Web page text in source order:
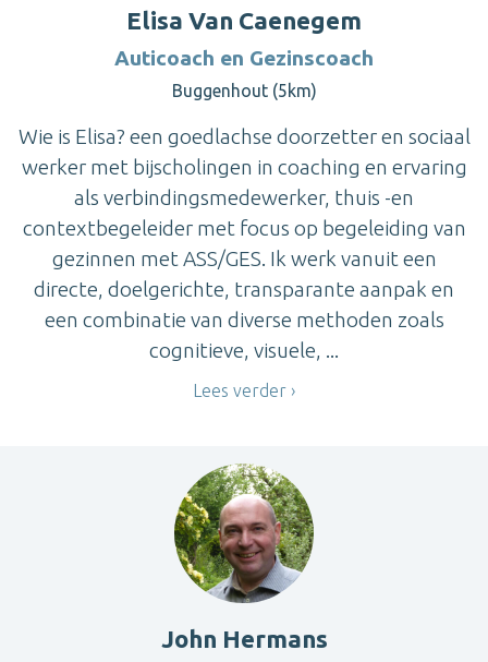
Elisa Van Caenegem
Auticoach en Gezinscoach
Buggenhout (5km)
Wie is Elisa? een goedlachse doorzetter en sociaal
werker met bijscholingen in coaching en ervaring
als verbindingsmedewerker, thuis -en
contextbegeleider met focus op begeleiding van
gezinnen met ASS/GES. Ik werk vanuit een
directe, doelgerichte, transparante aanpak en
een combinatie van diverse methoden zoals
cognitieve, visuele, ...
Lees verder
John Hermans